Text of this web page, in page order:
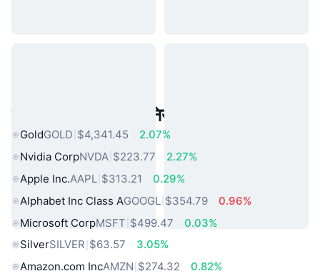
लोकप्रिय वास्तविक दुनिया की संपत्तियां
GoldGOLD $4,341.45
2.07%
Nvidia CorpNVDA $223.77
2.27%
Apple Inc.AAPL $313.21
0.29%
Alphabet Inc Class AGOOGL $354.79
0.96%
Microsoft CorpMSFT $499.47
0.03%
SilverSILVER $63.57
3.05%
Amazon.com IncAMZN $274.32 0.82%